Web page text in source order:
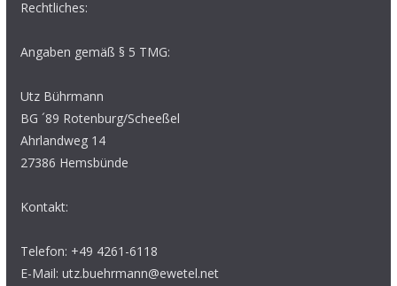
Rechtliches:
Angaben gemäß § 5 TMG:
Utz Bührmann
BG ´89 Rotenburg/Scheeßel
Ahrlandweg 14
27386 Hemsbünde
Kontakt:
Telefon: +49 4261-6118
E-Mail: utz.buehrmann@ewetel.net